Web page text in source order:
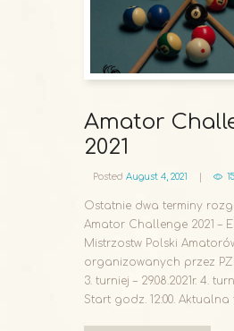
Amator
2021
Posted August 4, 2021
Ostatnie dwa terminy
Amator Challenge 2021 –
Mistrzostw Polski
organizowanych przez
3. turniej – 29.08.2021r. 4.
Start godz. 12:00. Aktualna